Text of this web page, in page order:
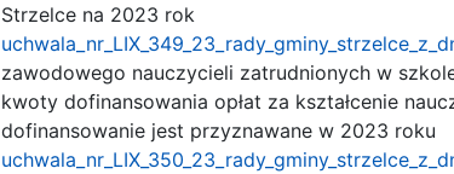
Strzelce na 2023 rok
zawodowego nauczycieli zatrudnionych w
kwoty dofinansowania opłat za kształcenie
dofinansowanie jest przyznawane w 2023 roku